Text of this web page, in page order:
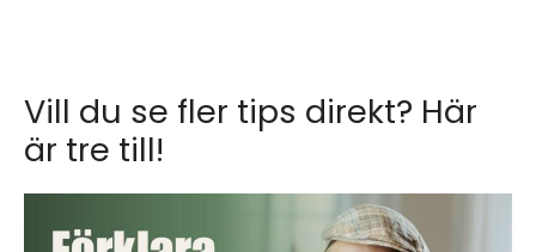
Vill du se fler tips direkt? Här
är tre till!